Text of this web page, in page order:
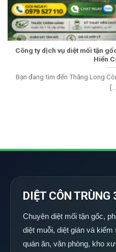
Công ty dịch vụ diệt mối tận
Hiển
Bạn đang tìm đến Thăng Long
DIỆT CÔN TRÙNG
Chuyên diệt mối tận gốc,
diệt muỗi, diệt gián và
quán ăn, văn phòng, kho